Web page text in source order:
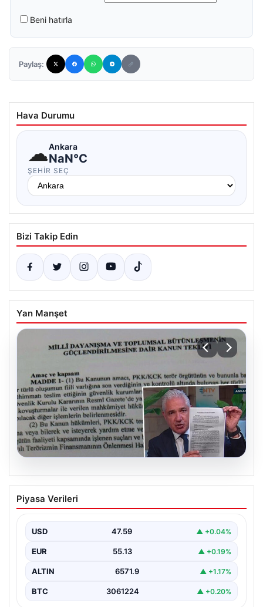
Beni hatırla
Paylaş:
Hava Durumu
☁Ankara
NaN°C
ŞEHIR SEÇ
Bizi Takip Edin
Yan Manşet
05.08.2026
Süreç yasası teklifi tamamlandı. İşte
madde madde kanun teklifi ve
Piyasa Verileri
USD 47.59 ▲ +0.04%
EUR 55.13 ▲ +0.19%
ALTIN 6571.9 ▲ +1.17%
BTC 3061224 ▲ +0.20%